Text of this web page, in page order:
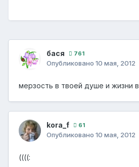
бася 761
Опубликовано 10 мая, 2012
мерзость в твоей душе и жизни
kora_f 61
Опубликовано 10 мая, 2012
((((: